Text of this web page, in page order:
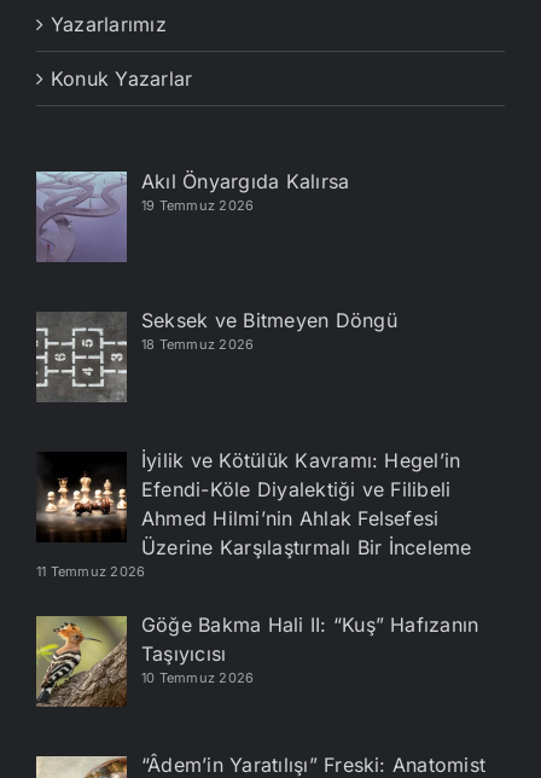
Yazarlarımız
Konuk Yazarlar
Akıl Önyargıda Kalırsa
19 Temmuz 2026
Seksek ve Bitmeyen Döngü
18 Temmuz 2026
İyilik ve Kötülük Kavramı: Hegel’in
Efendi-Köle Diyalektiği ve Filibeli
Ahmed Hilmi’nin Ahlak Felsefesi
Üzerine Karşılaştırmalı Bir İnceleme
11 Temmuz 2026
Göğe Bakma Hali II: “Kuş” Hafızanın
Taşıyıcısı
10 Temmuz 2026
“Âdem’in Yaratılışı” Freski: Anatomist